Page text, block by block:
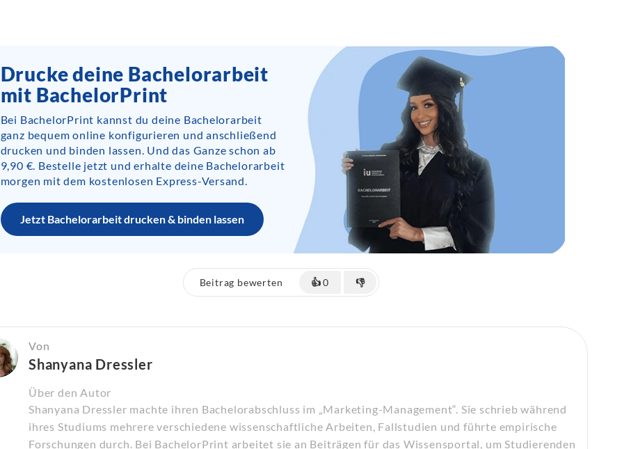
Drucke deine Bachelorarbeit
mit BachelorPrint
Bei BachelorPrint kannst du deine Bachelorarbeit
ganz bequem online konfigurieren und anschließend
drucken und binden lassen. Und das Ganze schon ab
9,90 €. Bestelle jetzt und erhalte deine Bachelorarbeit
morgen mit dem kostenlosen Express-Versand.
Jetzt Bachelorarbeit drucken & binden lassen
Beitrag bewerten 👍0 👎
Von
Shanyana Dressler
Über den Autor
Shanyana Dressler machte ihren Bachelorabschluss im „Marketing-Management“. Sie schrieb während
ihres Studiums mehrere verschiedene wissenschaftliche Arbeiten, Fallstudien und führte empirische
Forschungen durch. Bei BachelorPrint arbeitet sie an Beiträgen für das Wissensportal, um Studierenden